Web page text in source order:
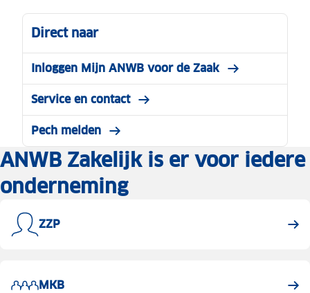
Direct naar
Inloggen Mijn ANWB voor de Zaak
Service en contact
Pech melden
ANWB Zakelijk is er voor iedere
onderneming
ZZP
MKB